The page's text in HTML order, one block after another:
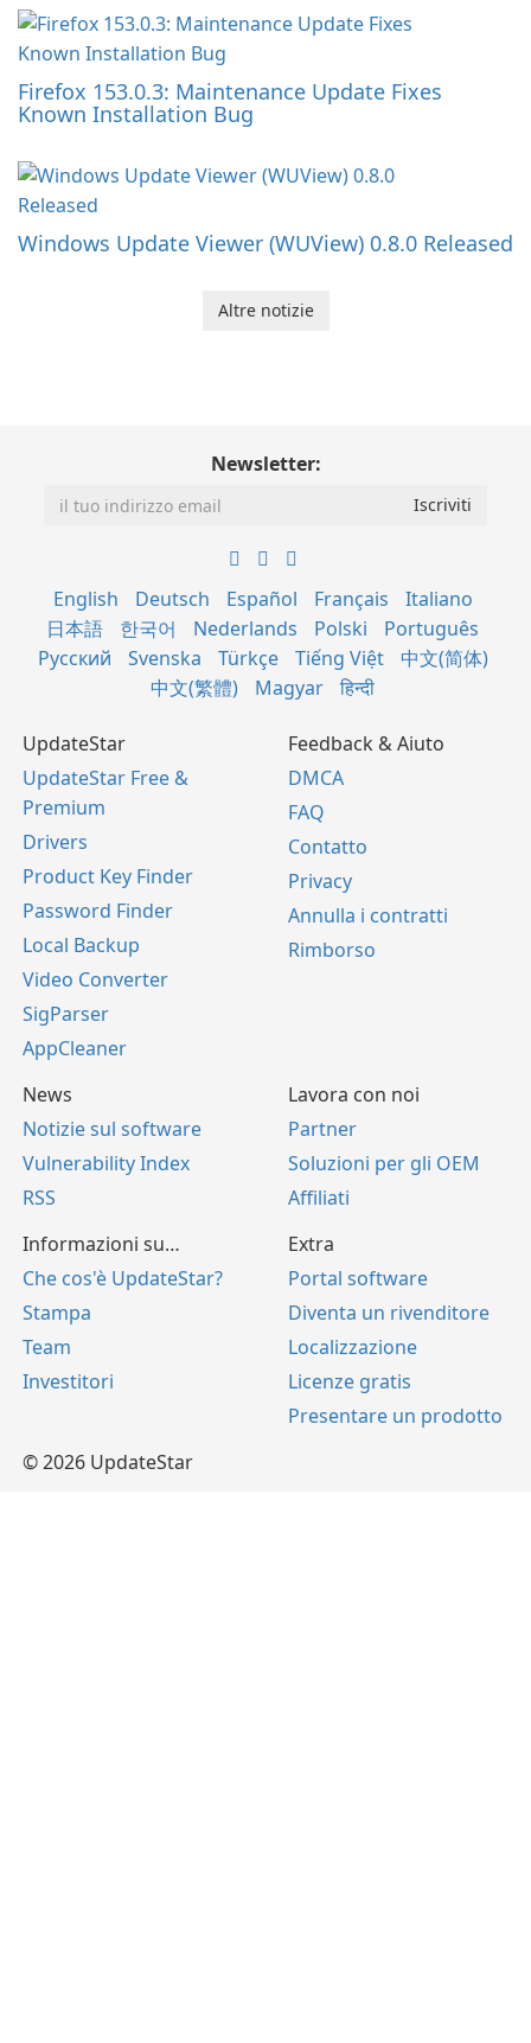
Firefox 153.0.3: Maintenance Update Fixes
Known Installation Bug
Windows Update Viewer (WUView) 0.8.0 Released
Altre notizie
Newsletter:
English Deutsch Español Français
Italiano
日本語
한국어 Nederlands Polski
Português
Русский
Svenska Türkçe Tiếng Việt
中文(简体)
中文(繁體)
Magyar हिन्दी
UpdateStar
UpdateStar Free &
Premium
Drivers
Product Key Finder
Password Finder
Local Backup
Video Converter
SigParser
AppCleaner
Feedback & Aiuto
DMCA
FAQ
Contatto
Privacy
Annulla i contratti
Rimborso
News
Notizie sul software
Vulnerability Index
RSS
Lavora con noi
Partner
Soluzioni per gli OEM
Affiliati
Informazioni su…
Che cos'è UpdateStar?
Stampa
Team
Investitori
Extra
Portal software
Diventa un rivenditore
Localizzazione
Licenze gratis
Presentare un prodotto
© 2026 UpdateStar